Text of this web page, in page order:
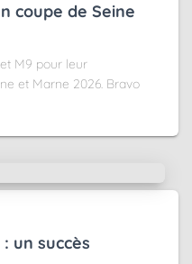
coupe de Seine
M9 pour leur
et Marne 2026. Bravo
un succès